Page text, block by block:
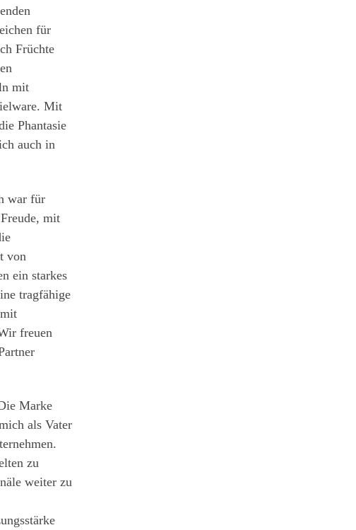
für
Früchte
mit
Mit
Phantasie
auch in
war für
mit
von
ein starkes
tragfähige
freuen
Marke
als Vater
zu
weiter zu